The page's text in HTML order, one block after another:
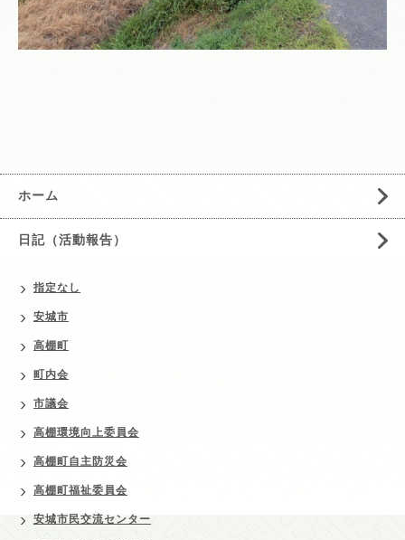
ホーム
日記（活動報告）
指定なし
安城市
高棚町
町内会
市議会
高棚環境向上委員会
高棚町自主防災会
高棚町福祉委員会
安城市民交流センター